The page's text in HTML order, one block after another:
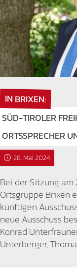
IN BRIXEN:
SÜD-TIROLER
ORTSSPRECHER
28. Mai 2024
Bei der Sitzung am
Ortsgruppe Brixen
künftigen
neue Ausschuss
Konrad
Unterberger,